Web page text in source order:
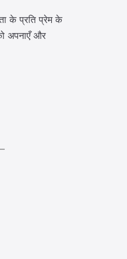
के प्रति प्रेम के
अपनाएँ और